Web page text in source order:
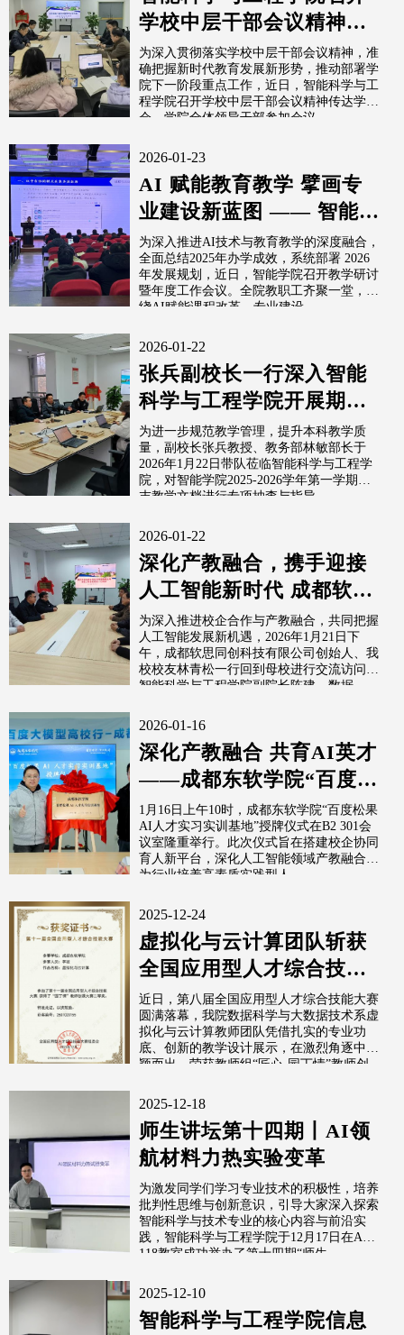
学校中层干部会议精神传
达学习会
为深入贯彻落实学校中层干部会议精神，准
确把握新时代教育发展新形势，推动部署学
院下一阶段重点工作，近日，智能科学与工
程学院召开学校中层干部会议精神传达学习
会，学院全体领导干部参加会议。
2026-01-23
AI 赋能教育教学 擘画专
业建设新蓝图 —— 智能学
院教学研讨暨年度工作会
议圆满召开
为深入推进AI技术与教育教学的深度融合，
全面总结2025年办学成效，系统部署 2026
年发展规划，近日，智能学院召开教学研讨
暨年度工作会议。全院教职工齐聚一堂，围
绕AI赋能课程改革、专业建设...
2026-01-22
张兵副校长一行深入智能
科学与工程学院开展期末
教学文档专项检查
为进一步规范教学管理，提升本科教学质
量，副校长张兵教授、教务部林敏部长于
2026年1月22日带队莅临智能科学与工程学
院，对智能学院2025-2026学年第一学期期
末教学文档进行专项抽查与指导。
2026-01-22
深化产教融合，携手迎接
人工智能新时代 成都软思
同创科技创始人林青松校
友一行到访...
为深入推进校企合作与产教融合，共同把握
人工智能发展新机遇，2026年1月21日下
午，成都软思同创科技有限公司创始人、我
校校友林青松一行回到母校进行交流访问。
智能科学与工程学院副院长陈建，数据...
2026-01-16
深化产教融合 共育AI英才
——成都东软学院“百度松
果AI人才实习实训基
地”正...
1月16日上午10时，成都东软学院“百度松果
AI人才实习实训基地”授牌仪式在B2 301会
议室隆重举行。此次仪式旨在搭建校企协同
育人新平台，深化人工智能领域产教融合，
为行业培养高素质实践型人...
2025-12-24
虚拟化与云计算团队斩获
全国应用型人才综合技能
大赛二等奖
近日，第八届全国应用型人才综合技能大赛
圆满落幕，我院数据科学与大数据技术系虚
拟化与云计算教师团队凭借扎实的专业功
底、创新的教学设计展示，在激烈角逐中脱
颖而出，荣获教师组“匠心·园丁情”教师创...
2025-12-18
师生讲坛第十四期丨AI领
航材料力热实验变革
为激发同学们学习专业技术的积极性，培养
批判性思维与创新意识，引导大家深入探索
智能科学与技术专业的核心内容与前沿实
践，智能科学与工程学院于12月17日在A7-
118教室成功举办了第十四期“师生...
2025-12-10
智能科学与工程学院信息